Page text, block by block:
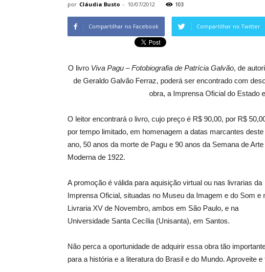
por Cláudia Busto - 10/07/2012 103
Compartilhar no Facebook Compartilhar no Twitter
O livro Viva Pagu – Fotobiografia de Patrícia Galvão, de
de Geraldo Galvão Ferraz, poderá ser encontrado com
obra, a Imprensa Oficial do Estado
O leitor encontrará o livro, cujo preço é R$ 90,00, por R$
por tempo limitado, em homenagem a datas marcantes deste
ano, 50 anos da morte de Pagu e 90 anos da Semana de Arte
Moderna de 1922.
A promoção é válida para aquisição virtual ou nas livrarias da
Imprensa Oficial, situadas no Museu da Imagem e do Som e
Livraria XV de Novembro, ambos em São Paulo, e na
Universidade Santa Cecília (Unisanta), em Santos.
Não perca a oportunidade de adquirir essa obra tão
para a história e a literatura do Brasil e do Mundo. Aproveite